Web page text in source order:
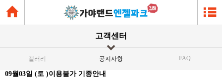
고객센터
갤러리 공지사항 FAQ
09월03일 (토 )이용불가 기종안내